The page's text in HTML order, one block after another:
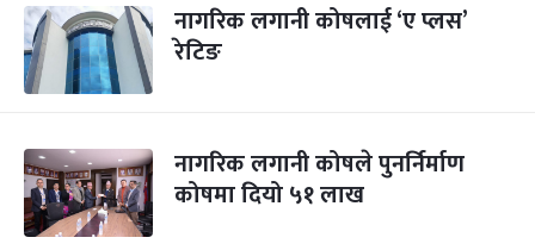
नागरिक लगानी कोषलाई ‘ए प्लस’
रेटिङ
नागरिक लगानी कोषले पुनर्निर्माण
कोषमा दियो ५१ लाख